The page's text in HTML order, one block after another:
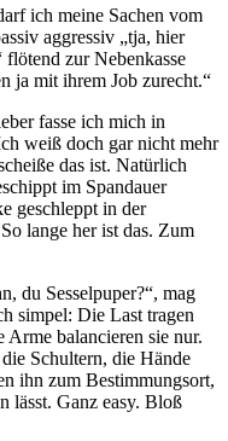
ich meine Sachen vom
aggressiv „tja, hier
flötend zur Nebenkasse
ja mit ihrem Job zurecht.“
fasse ich mich in
weiß doch gar nicht mehr
das ist. Natürlich
im Spandauer
geschleppt in der
lange her ist das. Zum
du Sesselpuper?“, mag
simpel: Die Last tragen
balancieren sie nur.
Schultern, die Hände
ihn zum Bestimmungsort,
lässt. Ganz easy. Bloß